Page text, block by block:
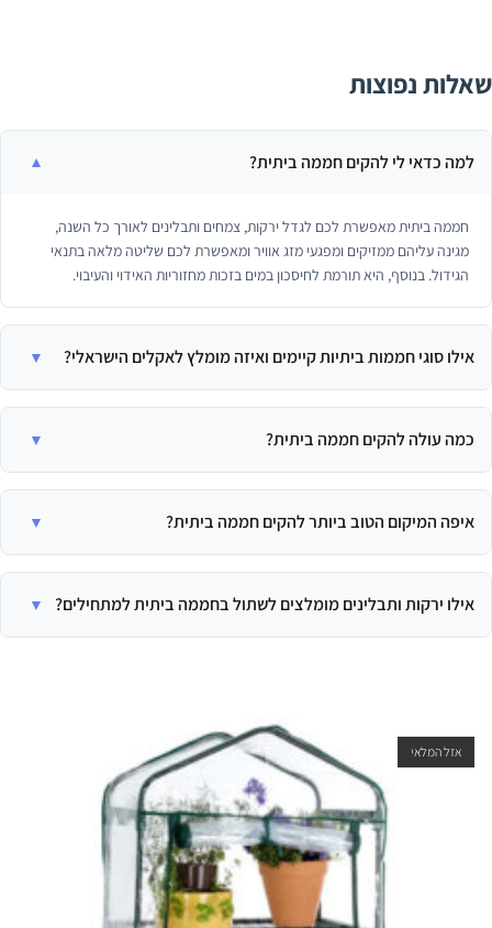
נפוצות
למה כדאי לי להקים חממה ביתית?
חממה ביתית מאפשרת לכם לגדל ירקות, צמחים ותבלינים לאורך כל השנה,
מגינה עליהם ממזיקים ומפגעי מזג אוויר ומאפשרת לכם שליטה מלאה בתנאי
הגידול. בנוסף, היא תורמת לחיסכון במים בזכות מחזוריות האידוי והעיבוי.
אילו סוגי חממות ביתיות קיימים ואיזה מומלץ לאקלים הישראלי?
מעולה וסינון קרינת UV.
כמה עולה להקים חממה ביתית?
בעוד חממות פוליקרבונט בינוניות עולות 1,500-3,500 ש"ח. יש לזכור גם עלויות
נלוות כמו מערכת השקיה, אדמה וזרעים.
איפה המיקום הטוב ביותר להקים חממה ביתית?
גם להגן על החממה מרוחות חזקות.
אילו ירקות ותבלינים מומלצים לשתול בחממה ביתית למתחילים?
אזל המלאי